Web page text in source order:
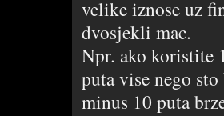
velike iznose uz
dvosjekli mac.
Npr. ako koristite
puta vise nego
minus 10 puta